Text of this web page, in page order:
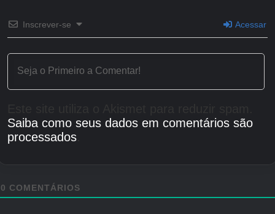
Inscrever-se Acessar
Saiba como seus dados em comentários são
processados.
0 COMENTÁRIOS